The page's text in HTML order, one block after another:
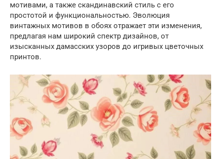
мотивами, а также скандинавский стиль с его
простотой и функциональностью. Эволюция
винтажных мотивов в обоях отражает эти изменения,
предлагая нам широкий спектр дизайнов, от
изысканных дамасских узоров до игривых цветочных
принтов.